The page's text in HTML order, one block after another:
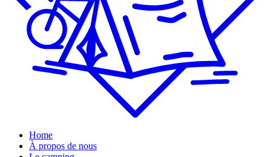
Home
À propos de nous